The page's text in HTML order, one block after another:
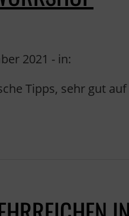
2021 - in:
Tipps, sehr gut